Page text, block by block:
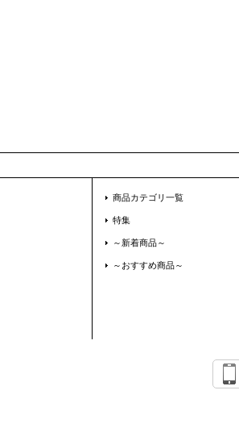
商品カテゴリ一覧
特集
～新着商品～
～おすすめ商品～